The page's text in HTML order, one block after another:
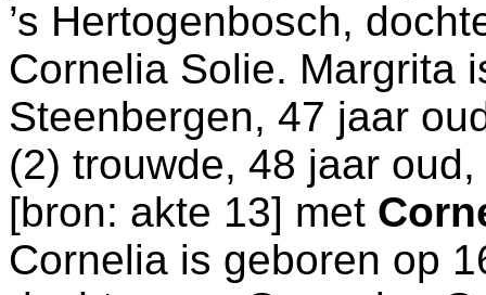
’s Hertogenbosch,
Cornelia Solie. Margrita
Steenbergen, 47 jaar
(2) trouwde, 48 jaar
[bron: akte 13] met
Cornelia is geboren op